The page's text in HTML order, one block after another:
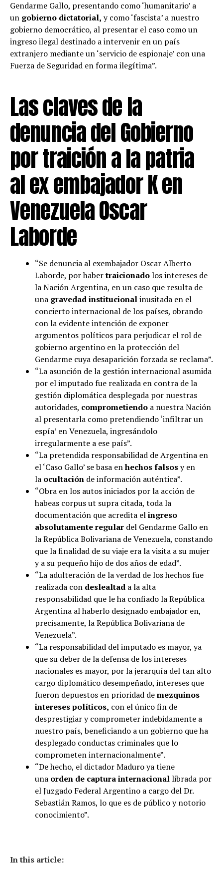
Gendarme Gallo, presentando como ‘humanitario’ a
un gobierno dictatorial, y como ‘fascista’ a nuestro
gobierno democrático, al presentar el caso como un
ingreso ilegal destinado a intervenir en un país
extranjero mediante un ‘servicio de espionaje’ con una
Fuerza de Seguridad en forma ilegítima”.
Las claves de la
denuncia del Gobierno
por traición a la patria
al ex embajador K en
Venezuela Oscar
Laborde
“Se denuncia al exembajador Oscar Alberto
Laborde, por habertraicionadolos intereses de
la Nación Argentina, en un caso que resulta de
una gravedad institucionalinusitada en el
concierto internacional de los países, obrando
con la evidente intención de exponer
argumentos políticos para perjudicar el rol de
gobierno argentino en la protección del
Gendarme cuya desaparición forzada se reclama”.
“La asunción de la gestión internacional asumida
por el imputado fue realizada en contra de la
gestión diplomática desplegada por nuestras
autoridades, comprometiendo a nuestra Nación
al presentarla como pretendiendo ‘infiltrar un
espía’ en Venezuela, ingresándolo
irregularmente a ese país”.
“La pretendida responsabilidad de Argentina en
el ‘Caso Gallo’ se basa enhechos falsosy en
la ocultación de información auténtica”.
“Obra en los autos iniciados por la acción de
habeas corpus ut supra citada, toda la
documentación que acredita elingreso
absolutamente regular del Gendarme Gallo en
la República Bolivariana de Venezuela, constando
que la finalidad de su viaje era la visita a su mujer
y a su pequeño hijo de dos años de edad”.
“La adulteración de la verdad de los hechos fue
realizada con deslealtad a la alta
responsabilidad que le ha confiado la República
Argentina al haberlo designado embajador en,
precisamente, la República Bolivariana de
Venezuela”.
“La responsabilidad del imputado es mayor, ya
que su deber de la defensa de los intereses
nacionales es mayor, por la jerarquía del tan alto
cargo diplomático desempeñado, intereses que
fueron depuestos en prioridad demezquinos
intereses políticos, con el único fin de
desprestigiar y comprometer indebidamente a
nuestro país, beneficiando a un gobierno que ha
desplegado conductas criminales que lo
comprometen internacionalmente”.
“De hecho, el dictador Maduro ya tiene
una orden de captura internacionallibrada por
el Juzgado Federal Argentino a cargo del Dr.
Sebastián Ramos, lo que es de público y notorio
conocimiento”.
In this article: